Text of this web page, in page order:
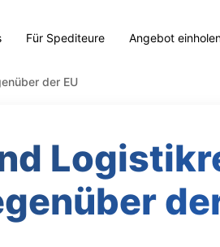
Für Spediteure Angebot
der EU